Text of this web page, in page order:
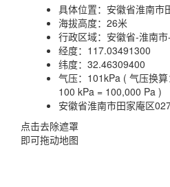
具体位置： 安徽省淮南市
海拔高度： 26米
行政区域： 安徽省-淮南
经度： 117.03491300
纬度： 32.46309400
气压： 101kPa ( 气压换
100 kPa = 100,000 Pa )
安徽省淮南市田家庵区
点击去除遮罩
即可拖动地图